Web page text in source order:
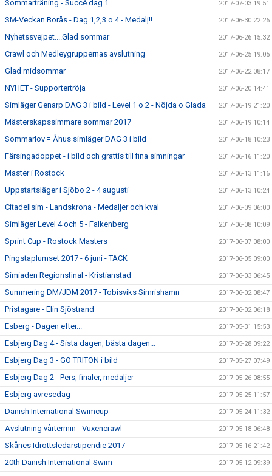
Sommarträning - Succé dag 1 2017-07-03 19:51
SM-Veckan Borås - Dag 1,2,3 o 4 - Medalj!! 2017-06-30 22:26
Nyhetssvejpet....Glad sommar 2017-06-26 15:32
Crawl och Medleygruppernas avslutning 2017-06-25 19:05
Glad midsommar 2017-06-22 08:17
NYHET - Supportertröja 2017-06-20 14:41
Simläger Genarp DAG 3 i bild - Level 1 o 2 - Nöjda o Glada 2017-06-19 21:20
Mästerskapssimmare sommar 2017 2017-06-19 10:14
Sommarlov = Åhus simläger DAG 3 i bild 2017-06-18 10:23
Färsingadoppet - i bild och grattis till fina simningar 2017-06-16 11:20
Master i Rostock 2017-06-13 11:16
Uppstartsläger i Sjöbo 2 - 4 augusti 2017-06-13 10:24
Citadellsim - Landskrona - Medaljer och kval 2017-06-09 06:00
Simläger Level 4 och 5 - Falkenberg 2017-06-08 10:09
Sprint Cup - Rostock Masters 2017-06-07 08:00
Pingstaplumset 2017 - 6 juni - TACK 2017-06-05 09:00
Simiaden Regionsfinal - Kristianstad 2017-06-03 06:45
Summering DM/JDM 2017 - Tobisviks Simrishamn 2017-06-02 08:47
Pristagare - Elin Sjöstrand 2017-06-02 06:18
Esberg - Dagen efter... 2017-05-31 15:53
Esbjerg Dag 4 - Sista dagen, bästa dagen... 2017-05-28 09:22
Esbjerg Dag 3 - GO TRITON i bild 2017-05-27 07:49
Esbjerg Dag 2 - Pers, finaler, medaljer 2017-05-26 08:55
Esbjerg avresedag 2017-05-25 11:57
Danish International Swimcup 2017-05-24 11:32
Avslutning vårtermin - Vuxencrawl 2017-05-18 06:48
Skånes Idrottsledarstipendie 2017 2017-05-16 21:42
20th Danish International Swim 2017-05-12 09:39